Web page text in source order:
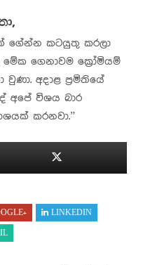
ගේන්න කටයුතු කරලා
ගෙනාවම ක්‍රෝමියම්
අදාළ ප්‍රමිතියේ
අපේ විශය බාර
කරනවා.”
LINKEDIN